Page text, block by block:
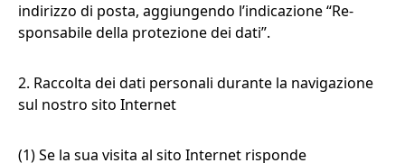
indirizzo di posta, aggiungendo l’indicazione “Re-
sponsabile della protezione dei dati”.
2. Raccolta dei dati personali durante la navigazione
sul nostro sito Internet
(1) Se la sua visita al sito Internet risponde